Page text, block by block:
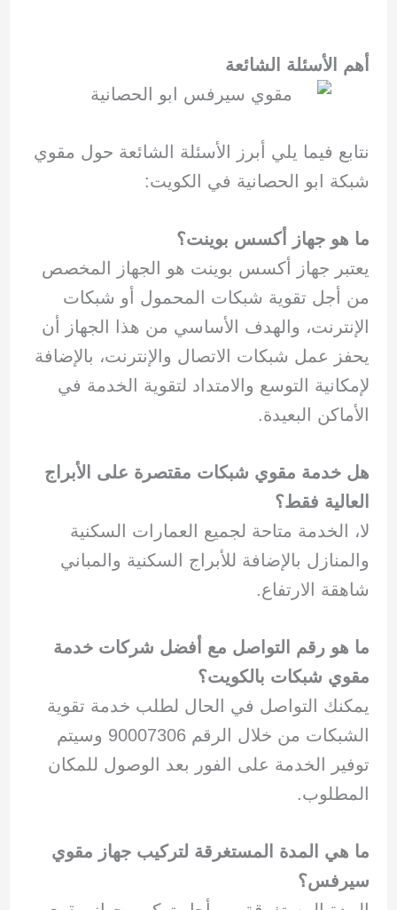
أهم الأسئلة الشائعة
نتابع فيما يلي أبرز الأسئلة الشائعة حول مقوي
شبكة ابو الحصانية في الكويت:
ما هو جهاز أكسس بوينت؟
يعتبر جهاز أكسس بوينت هو الجهاز المخصص
من أجل تقوية شبكات المحمول أو شبكات
الإنترنت، والهدف الأساسي من هذا الجهاز أن
يحفز عمل شبكات الاتصال والإنترنت، بالإضافة
لإمكانية التوسع والامتداد لتقوية الخدمة في
الأماكن البعيدة.
هل خدمة مقوي شبكات مقتصرة على الأبراج
العالية فقط؟
لا، الخدمة متاحة لجميع العمارات السكنية
والمنازل بالإضافة للأبراج السكنية والمباني
شاهقة الارتفاع.
ما هو رقم التواصل مع أفضل شركات خدمة
مقوي شبكات بالكويت؟
يمكنك التواصل في الحال لطلب خدمة تقوية
الشبكات من خلال الرقم 90007306 وسيتم
توفير الخدمة على الفور بعد الوصول للمكان
المطلوب.
ما هي المدة المستغرقة لتركيب جهاز مقوي
سيرفس؟